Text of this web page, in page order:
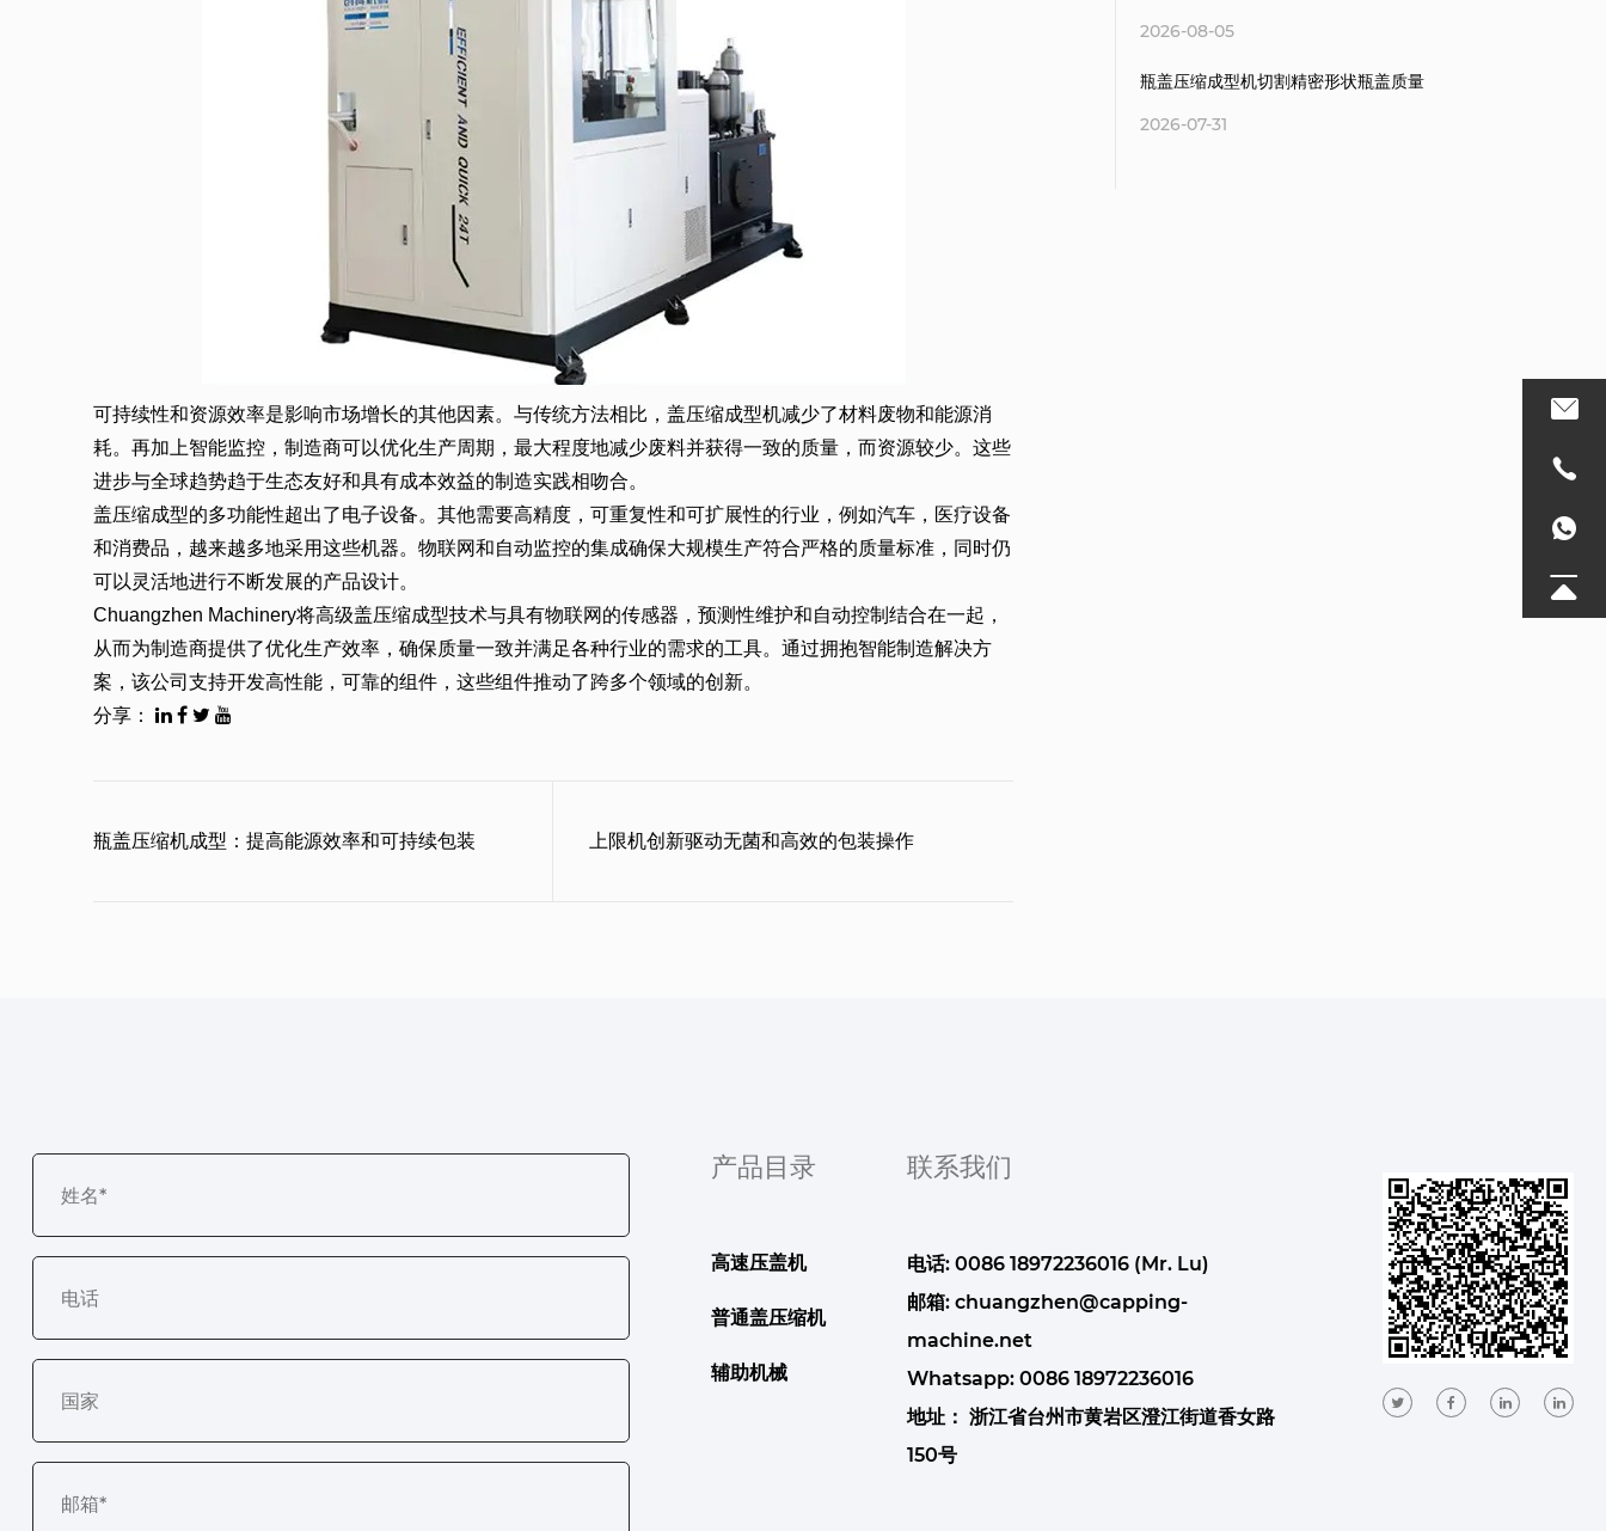
2026-08-05
瓶盖压缩成型机切割精密形状瓶盖质量
2026-07-31
可持续性和资源效率是影响市场增长的其他因素。与传统方法相比，盖压缩成型机减少了材料废物和能源消
耗。再加上智能监控，制造商可以优化生产周期，最大程度地减少废料并获得一致的质量，而资源较少。这些
进步与全球趋势趋于生态友好和具有成本效益的制造实践相吻合。
盖压缩成型的多功能性超出了电子设备。其他需要高精度，可重复性和可扩展性的行业，例如汽车，医疗设备
和消费品，越来越多地采用这些机器。物联网和自动监控的集成确保大规模生产符合严格的质量标准，同时仍
可以灵活地进行不断发展的产品设计。
Chuangzhen Machinery将高级盖压缩成型技术与具有物联网的传感器，预测性维护和自动控制结合在一起，
从而为制造商提供了优化生产效率，确保质量一致并满足各种行业的需求的工具。通过拥抱智能制造解决方
案，该公司支持开发高性能，可靠的组件，这些组件推动了跨多个领域的创新。
分享：
瓶盖压缩机成型：提高能源效率和可持续包装 上限机创新驱动无菌和高效的包装操作
产品目录
高速压盖机
普通盖压缩机
辅助机械
联系我们
电话: 0086 18972236016 (Mr. Lu)
邮箱: chuangzhen@capping-
machine.net
Whatsapp: 0086 18972236016
地址： 浙江省台州市黄岩区澄江街道香女路
150号